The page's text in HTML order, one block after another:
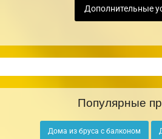
Дополнительные
Популярные
Дома из бруса с балконом